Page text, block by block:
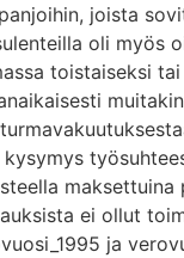
joista
oli myös
toistaiseksi
ei ollut
ja